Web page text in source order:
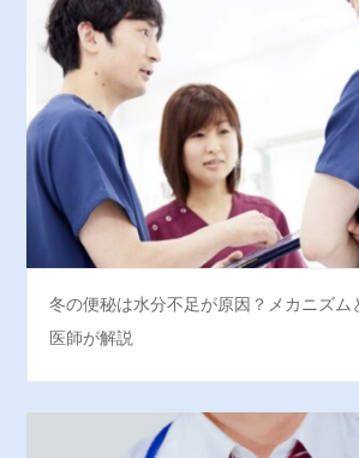
冬の便秘は水分不足が原因？メカニズム
医師が解説